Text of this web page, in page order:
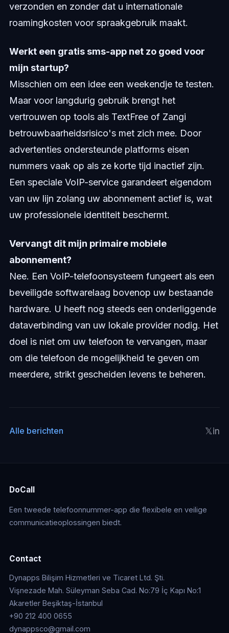
verzonden en zonder dat u internationale
roamingkosten voor spraakgebruik maakt.
Werkt een gratis sms-app net zo goed voor
mijn startup?
Misschien om een idee een weekendje te testen.
Maar voor langdurig gebruik brengt het
vertrouwen op tools als TextFree of Zangi
betrouwbaarheidsrisico's met zich mee. Door
advertenties ondersteunde platforms eisen
nummers vaak op als ze korte tijd inactief zijn.
Een speciale VoIP-service garandeert eigendom
van uw lijn zolang uw abonnement actief is, wat
uw professionele identiteit beschermt.
Vervangt dit mijn primaire mobiele
abonnement?
Nee. Een VoIP-telefoonsysteem fungeert als een
beveiligde softwarelaag bovenop uw bestaande
hardware. U heeft nog steeds een onderliggende
dataverbinding van uw lokale provider nodig. Het
doel is niet om uw telefoon te vervangen, maar
om die telefoon de mogelijkheid te geven om
meerdere, strikt gescheiden levens te beheren.
Alle berichten 𝕏in
DoCall
Een tweede telefoonnummer-app die flexibele en veilige
communicatieoplossingen biedt.
Contact
Dynapps Bilişim Hizmetleri ve Ticaret Ltd. Şti.
Vişnezade Mah. Süleyman Seba Cad. No:79 İç Kapı No:1
Akaretler Beşiktaş-İstanbul
+90 212 400 0655
dynappsco@gmail.com